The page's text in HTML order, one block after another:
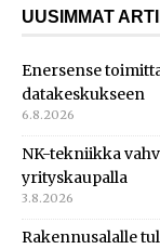
UUSIMMAT
Enersense
datakeskukseen
6.8.2026
NK-tekniikka
yrityskaupalla
3.8.2026
Rakennusalalle